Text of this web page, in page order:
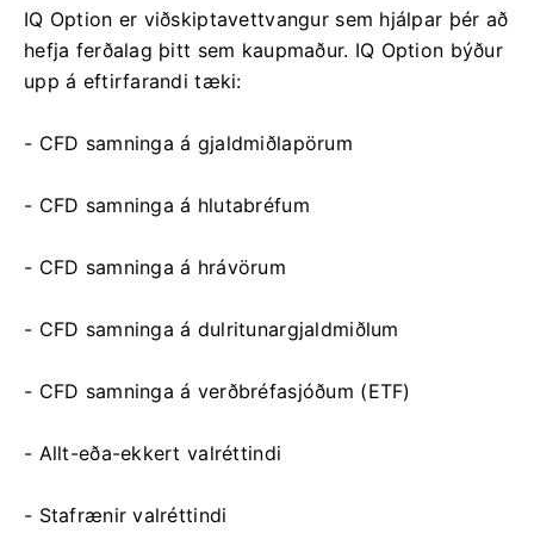
IQ Option er viðskiptavettvangur sem hjálpar þér að
hefja ferðalag þitt sem kaupmaður. IQ Option býður
upp á eftirfarandi tæki:
- CFD samninga á gjaldmiðlapörum
- CFD samninga á hlutabréfum
- CFD samninga á hrávörum
- CFD samninga á dulritunargjaldmiðlum
- CFD samninga á verðbréfasjóðum (ETF)
- Allt-eða-ekkert valréttindi
- Stafrænir valréttindi